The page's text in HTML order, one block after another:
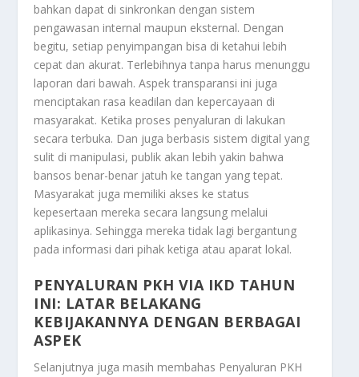
bahkan dapat di sinkronkan dengan sistem
pengawasan internal maupun eksternal. Dengan
begitu, setiap penyimpangan bisa di ketahui lebih
cepat dan akurat. Terlebihnya tanpa harus menunggu
laporan dari bawah. Aspek transparansi ini juga
menciptakan rasa keadilan dan kepercayaan di
masyarakat. Ketika proses penyaluran di lakukan
secara terbuka. Dan juga berbasis sistem digital yang
sulit di manipulasi, publik akan lebih yakin bahwa
bansos benar-benar jatuh ke tangan yang tepat.
Masyarakat juga memiliki akses ke status
kepesertaan mereka secara langsung melalui
aplikasinya. Sehingga mereka tidak lagi bergantung
pada informasi dari pihak ketiga atau aparat lokal.
PENYALURAN PKH VIA IKD TAHUN
INI: LATAR BELAKANG
KEBIJAKANNYA DENGAN BERBAGAI
ASPEK
Selanjutnya juga masih membahas Penyaluran PKH